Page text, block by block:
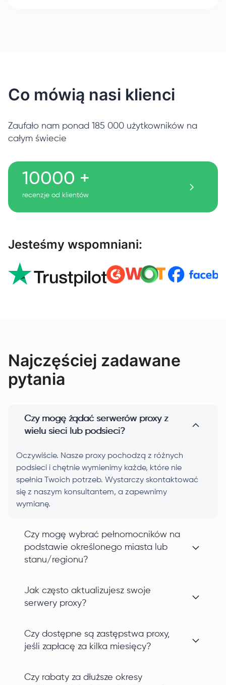
Co mówią nasi klienci
Zaufało nam ponad 185 000 użytkowników na
całym świecie
10000 +
recenzje od klientów
Jesteśmy wspomniani:
Najczęściej zadawane
pytania
Czy mogę żądać serwerów proxy z
wielu sieci lub podsieci?
Oczywiście. Nasze proxy pochodzą z różnych
podsieci i chętnie wymienimy każde, które nie
spełnia Twoich potrzeb. Wystarczy skontaktować
się z naszym konsultantem, a zapewnimy
wymianę.
Czy mogę wybrać pełnomocników na
podstawie określonego miasta lub
stanu/regionu?
Jak często aktualizujesz swoje
serwery proxy?
Czy dostępne są zastępstwa proxy,
jeśli zapłacę za kilka miesięcy?
Czy rabaty za dłuższe okresy